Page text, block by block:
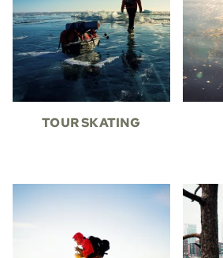
TOUR SKATING